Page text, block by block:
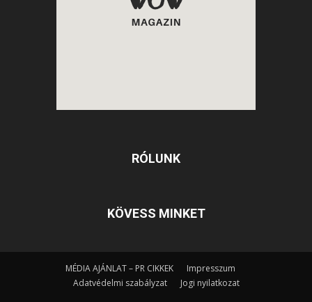
RÓLUNK
KÖVESS MINKET
MÉDIA AJÁNLAT – PR CIKKEK
Impresszum
Adatvédelmi szabályzat
Jogi nyilatkozat